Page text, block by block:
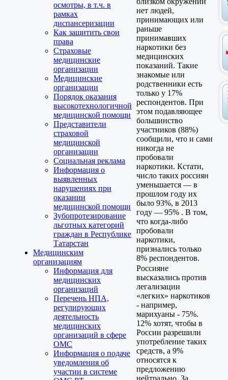
осмотры, в т.ч. в
рамках
диспансеризации
Как защитить свои
права
Страховые
медицинские
организации
Медицинские
организации
Порядок оказания
высокотехнологичной
медицинской помощи
Представители
страховой
медицинской
организации
Социальная реклама
Информация о
выявленных
нарушениях при
оказании
медицинской помощи
Зубопротезирование
льготных категорий
граждан в Республике
Татарстан
Медицинским
организациям
Информация для
медицинских
организаций
Перечень НПА,
регулирующих
деятельность
медицинских
организаций в сфере
ОМС
Информация о подаче
уведомления об
участии в системе
нет людей,
принимающих или
раньше
принимавших
наркотики без
медицинских
показаний. Такие
знакомые или
родственники есть
только у 17%
респондентов. При
этом подавляющее
большинство
участников (88%)
сообщили, что и сами
никогда не
пробовали
наркотики. Кстати,
число таких россиян
уменьшается — в
прошлом году их
было 93%, в 2013
году — 95% . В том,
что когда-либо
пробовали
наркотики,
признались только
8% респондентов.
Россияне
высказались против
легализации
«легких» наркотиков
- например,
марихуаны - 75%.
12% хотят, чтобы в
России разрешили
употребление таких
средств, а 9%
относятся к
предложению
нейтрально. За